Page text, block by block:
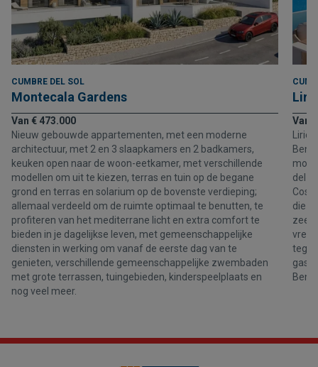
CUMBRE DEL SOL
Montecala Gardens
Van € 473.000
Nieuw gebouwde appartementen, met een moderne
architectuur, met 2 en 3 slaapkamers en 2 badkamers,
keuken open naar de woon-eetkamer, met verschillende
modellen om uit te kiezen, terras en tuin op de begane
grond en terras en solarium op de bovenste verdieping;
allemaal verdeeld om de ruimte optimaal te benutten, te
profiteren van het mediterrane licht en extra comfort te
bieden in je dagelijkse leven, met gemeenschappelijke
diensten in werking om vanaf de eerste dag van te
genieten, verschillende gemeenschappelijke zwembaden
met grote terrassen, tuingebieden, kinderspeelplaats en
nog veel meer.
Van
del
die
zee.